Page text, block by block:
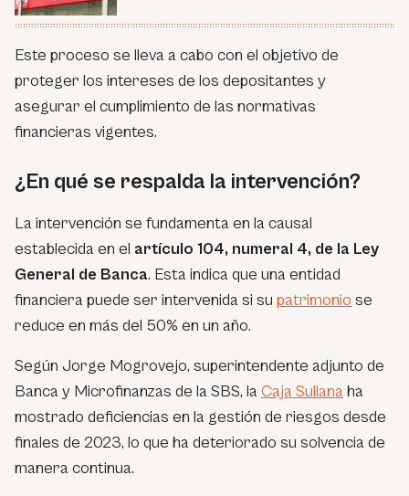
Este proceso se lleva a cabo con el objetivo de
proteger los intereses de los depositantes y
asegurar el cumplimiento de las normativas
financieras vigentes.
¿En qué se respalda la intervención?
La intervención se fundamenta en la causal
establecida en el artículo 104, numeral 4, de la Ley
General de Banca. Esta indica que una entidad
financiera puede ser intervenida si su patrimonio se
reduce en más del 50% en un año.
Según Jorge Mogrovejo, superintendente adjunto de
Banca y Microfinanzas de la SBS, la Caja Sullana ha
mostrado deficiencias en la gestión de riesgos desde
finales de 2023, lo que ha deteriorado su solvencia de
manera continua.